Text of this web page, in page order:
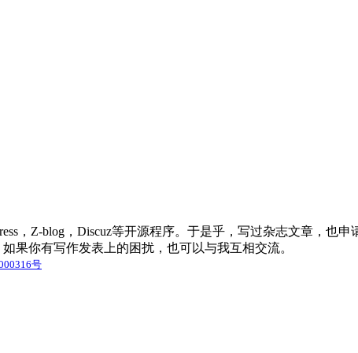
，Z-blog，Discuz等开源程序。于是乎，写过杂志文章，也
果你有写作发表上的困扰，也可以与我互相交流。
号